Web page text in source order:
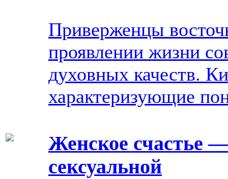
Приверженцы
проявлении жизни
духовных качеств.
характеризующие
Женское счастье
сексуальной